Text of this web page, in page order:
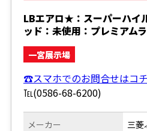
LBエアロ★：スーパーハイ
ッド：未使用：プレミアム
一宮展示場
☎スマホでのお問合せはコ
℡(0586-68-6200)
メーカー 三